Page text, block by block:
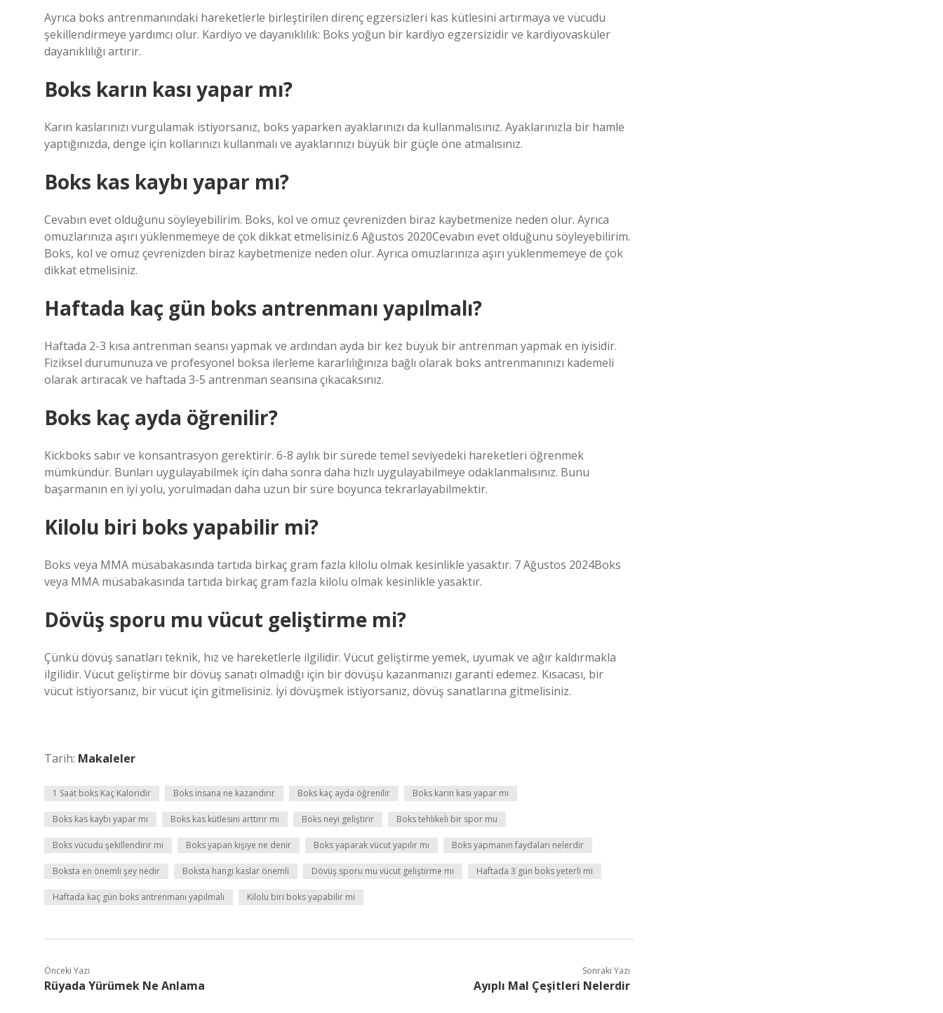
Ayrıca boks antrenmanındaki hareketlerle birleştirilen direnç egzersizleri kas kütlesini artırmaya ve vücudu
şekillendirmeye yardımcı olur. Kardiyo ve dayanıklılık: Boks yoğun bir kardiyo egzersizidir ve kardiyovasküler
dayanıklılığı artırır.
Boks karın kası yapar mı?
Karın kaslarınızı vurgulamak istiyorsanız, boks yaparken ayaklarınızı da kullanmalısınız. Ayaklarınızla bir hamle
yaptığınızda, denge için kollarınızı kullanmalı ve ayaklarınızı büyük bir güçle öne atmalısınız.
Boks kas kaybı yapar mı?
Cevabın evet olduğunu söyleyebilirim. Boks, kol ve omuz çevrenizden biraz kaybetmenize neden olur. Ayrıca
omuzlarınıza aşırı yüklenmemeye de çok dikkat etmelisiniz.6 Ağustos 2020Cevabın evet olduğunu söyleyebilirim.
Boks, kol ve omuz çevrenizden biraz kaybetmenize neden olur. Ayrıca omuzlarınıza aşırı yüklenmemeye de çok
dikkat etmelisiniz.
Haftada kaç gün boks antrenmanı yapılmalı?
Haftada 2-3 kısa antrenman seansı yapmak ve ardından ayda bir kez büyük bir antrenman yapmak en iyisidir.
Fiziksel durumunuza ve profesyonel boksa ilerleme kararlılığınıza bağlı olarak boks antrenmanınızı kademeli
olarak artıracak ve haftada 3-5 antrenman seansına çıkacaksınız.
Boks kaç ayda öğrenilir?
Kickboks sabır ve konsantrasyon gerektirir. 6-8 aylık bir sürede temel seviyedeki hareketleri öğrenmek
mümkündür. Bunları uygulayabilmek için daha sonra daha hızlı uygulayabilmeye odaklanmalısınız. Bunu
başarmanın en iyi yolu, yorulmadan daha uzun bir süre boyunca tekrarlayabilmektir.
Kilolu biri boks yapabilir mi?
Boks veya MMA müsabakasında tartıda birkaç gram fazla kilolu olmak kesinlikle yasaktır. 7 Ağustos 2024Boks
veya MMA müsabakasında tartıda birkaç gram fazla kilolu olmak kesinlikle yasaktır.
Dövüş sporu mu vücut geliştirme mi?
Çünkü dövüş sanatları teknik, hız ve hareketlerle ilgilidir. Vücut geliştirme yemek, uyumak ve ağır kaldırmakla
ilgilidir. Vücut geliştirme bir dövüş sanatı olmadığı için bir dövüşü kazanmanızı garanti edemez. Kısacası, bir
vücut istiyorsanız, bir vücut için gitmelisiniz. İyi dövüşmek istiyorsanız, dövüş sanatlarına gitmelisiniz.
Tarih: Makaleler
1 Saat boks Kaç Kaloridir Boks insana ne kazandırır Boks kaç ayda öğrenilir Boks karın kası yapar mı
Boks kas kaybı yapar mı Boks kas kütlesini arttırır mı Boks neyi geliştirir Boks tehlikeli bir spor mu
Boks vücudu şekillendirir mi Boks yapan kişiye ne denir Boks yaparak vücut yapılır mı Boks yapmanın faydaları nelerdir
Boksta en önemli şey nedir Boksta hangi kaslar önemli Dövüş sporu mu vücut geliştirme mi Haftada 3 gün boks yeterli mi
Haftada kaç gün boks antrenmanı yapılmalı Kilolu biri boks yapabilir mi
Önceki Yazı
Rüyada Yürümek Ne Anlama
Sonraki Yazı
Ayıplı Mal Çeşitleri Nelerdir